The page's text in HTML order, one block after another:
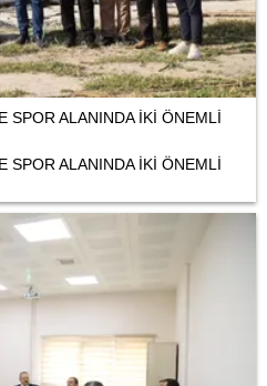
SPOR ALANINDA İKİ ÖNEMLİ
SPOR ALANINDA İKİ ÖNEMLİ